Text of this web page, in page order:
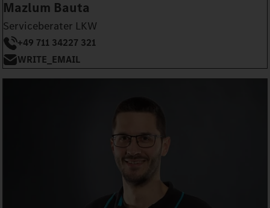
Mazlum Bauta
Serviceberater LKW
+49 711 34227 321
WRITE_EMAIL